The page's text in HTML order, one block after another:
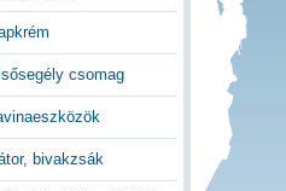
csomag
bivakzsák